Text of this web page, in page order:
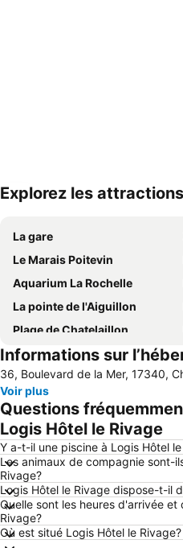
Explorez les
La gare
Le Marais Poitevin
Aquarium La Rochelle
La pointe de l'Aiguillon
Plage de Chatelaillon
Châtelaillon
Port de Plaisance des Minimes
Plage de Chef de Baie
Grande Plage de La Tranche - Mer
Luna Park
La Grière
Port de plaisance de Rochefort
Le marathon de la Rochelle
La plage de Couarde-sur-Mer
Informations sur
36, Boulevard de la Mer, 17340,
Voir plus
Questions
Logis Hôtel le Rivage
Y a-t-il une piscine à Logis Hôtel
Les animaux de compagnie sont-
Rivage?
Logis Hôtel le Rivage dispose-t-il
Quelle sont les heures d'arrivée
Rivage?
Où est situé Logis Hôtel le Rivage?